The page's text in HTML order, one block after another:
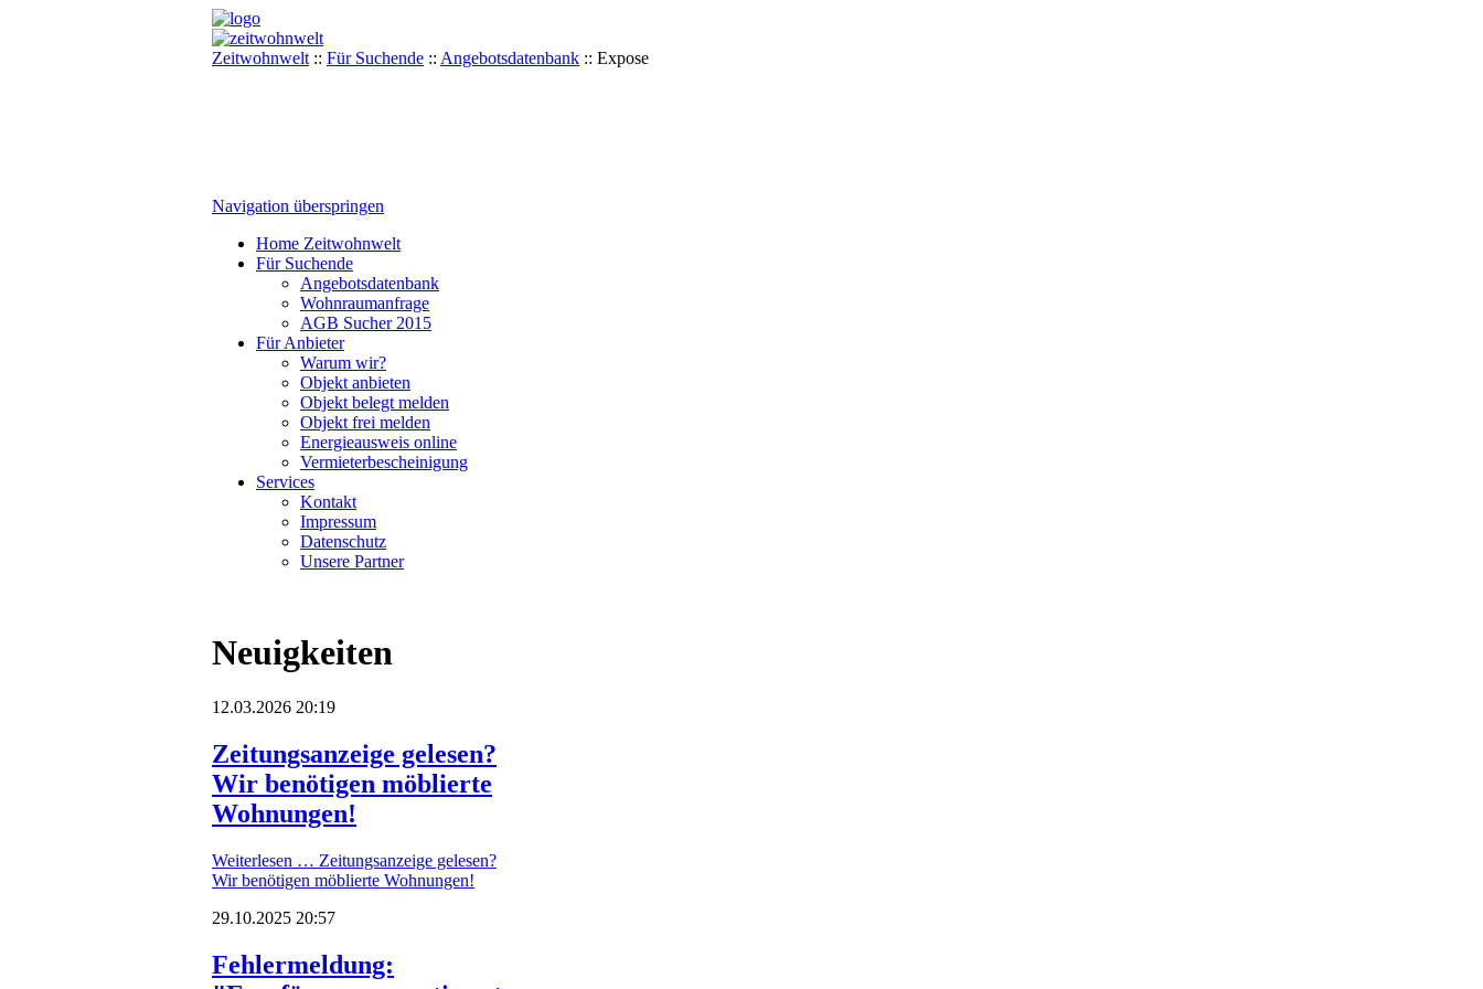
Zeitwohnwelt :: Für Suchende :: Angebotsdatenbank :: Expose
Navigation überspringen
Home Zeitwohnwelt
Für Suchende
Angebotsdatenbank
Wohnraumanfrage
AGB Sucher 2015
Für Anbieter
Warum wir?
Objekt anbieten
Objekt belegt melden
Objekt frei melden
Energieausweis online
Vermieterbescheinigung
Services
Kontakt
Impressum
Datenschutz
Unsere Partner
Neuigkeiten
12.03.2026 20:19
Zeitungsanzeige gelesen?
Wir benötigen möblierte
Wohnungen!
Weiterlesen … Zeitungsanzeige gelesen?
Wir benötigen möblierte Wohnungen!
29.10.2025 20:57
Fehlermeldung: